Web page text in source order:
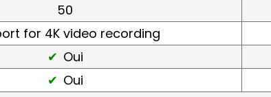
50
for 4K video recording
Oui
Oui